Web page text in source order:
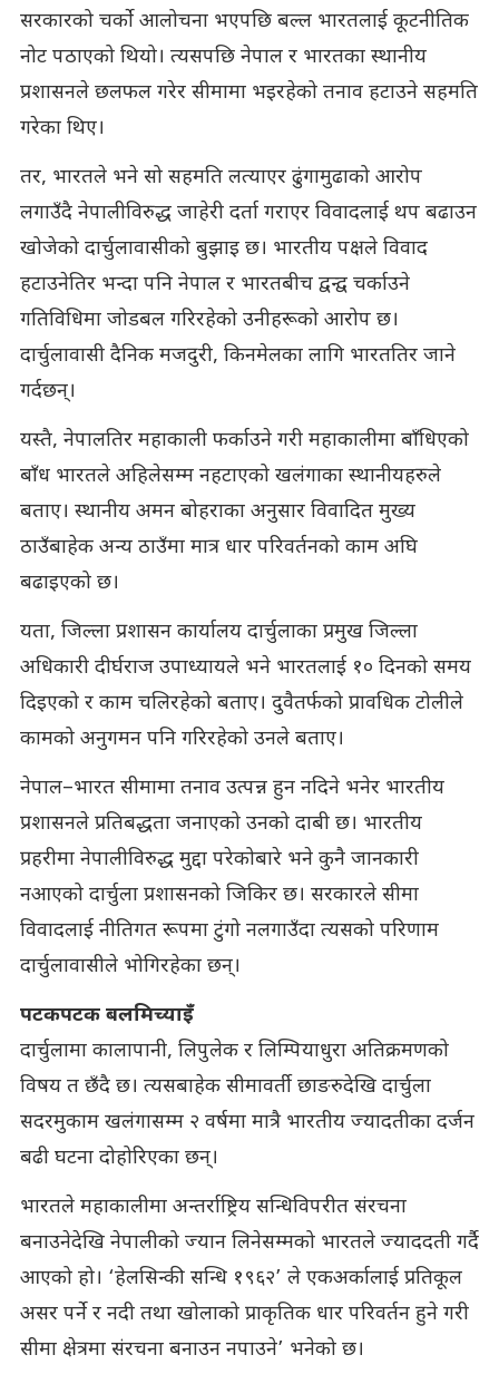
सरकारको चर्को आलोचना भएपछि बल्ल भारतलाई कूटनीतिक
नोट पठाएको थियो। त्यसपछि नेपाल र भारतका स्थानीय
प्रशासनले छलफल गरेर सीमामा भइरहेको तनाव हटाउने सहमति
गरेका थिए।
तर, भारतले भने सो सहमति लत्याएर ढुंगामुढाको आरोप
लगाउँदै नेपालीविरुद्ध जाहेरी दर्ता गराएर विवादलाई थप बढाउन
खोजेको दार्चुलावासीको बुझाइ छ। भारतीय पक्षले विवाद
हटाउनेतिर भन्दा पनि नेपाल र भारतबीच द्वन्द्व चर्काउने
गतिविधिमा जोडबल गरिरहेको उनीहरूको आरोप छ।
दार्चुलावासी दैनिक मजदुरी, किनमेलका लागि भारततिर जाने
गर्दछन्।
यस्तै, नेपालतिर महाकाली फर्काउने गरी महाकालीमा बाँधिएको
बाँध भारतले अहिलेसम्म नहटाएको खलंगाका स्थानीयहरुले
बताए। स्थानीय अमन बोहराका अनुसार विवादित मुख्य
ठाउँबाहेक अन्य ठाउँमा मात्र धार परिवर्तनको काम अघि
बढाइएको छ।
यता, जिल्ला प्रशासन कार्यालय दार्चुलाका प्रमुख जिल्ला
अधिकारी दीर्घराज उपाध्यायले भने भारतलाई १० दिनको समय
दिइएको र काम चलिरहेको बताए। दुवैतर्फको प्रावधिक टोलीले
कामको अनुगमन पनि गरिरहेको उनले बताए।
नेपाल–भारत सीमामा तनाव उत्पन्न हुन नदिने भनेर भारतीय
प्रशासनले प्रतिबद्धता जनाएको उनको दाबी छ। भारतीय
प्रहरीमा नेपालीविरुद्ध मुद्दा परेकोबारे भने कुनै जानकारी
नआएको दार्चुला प्रशासनको जिकिर छ। सरकारले सीमा
विवादलाई नीतिगत रूपमा टुंगो नलगाउँदा त्यसको परिणाम
दार्चुलावासीले भोगिरहेका छन्।
पटकपटक बलमिच्याइँ
दार्चुलामा कालापानी, लिपुलेक र लिम्पियाधुरा अतिक्रमणको
विषय त छँदै छ। त्यसबाहेक सीमावर्ती छाङरुदेखि दार्चुला
सदरमुकाम खलंगासम्म २ वर्षमा मात्रै भारतीय ज्यादतीका दर्जन
बढी घटना दोहोरिएका छन्।
भारतले महाकालीमा अन्तर्राष्ट्रिय सन्धिविपरीत संरचना
बनाउनेदेखि नेपालीको ज्यान लिनेसम्मको भारतले ज्याददती गर्दै
आएको हो। ‘हेलसिन्की सन्धि १९६२’ ले एकअर्कालाई प्रतिकूल
असर पर्ने र नदी तथा खोलाको प्राकृतिक धार परिवर्तन हुने गरी
सीमा क्षेत्रमा संरचना बनाउन नपाउने’ भनेको छ।